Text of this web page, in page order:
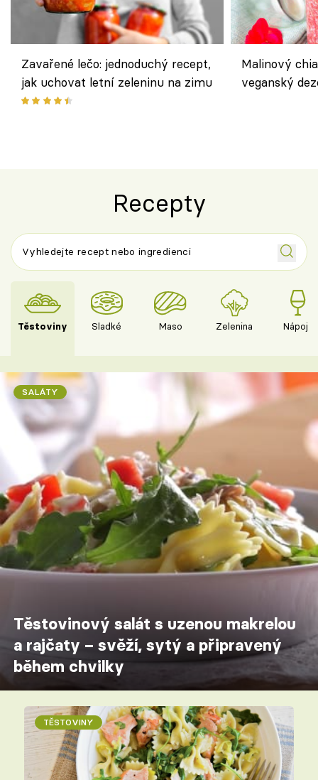
Zavařené lečo: jednoduchý recept,
jak uchovat letní zeleninu na zimu
Malinový
veganský
Recepty
Těstoviny Sladké Maso Zelenina Nápoje
SALÁTY
Těstovinový salát s uzenou makrelou
a rajčaty – svěží, sytý a připravený
během chvilky
TĚSTOVINY